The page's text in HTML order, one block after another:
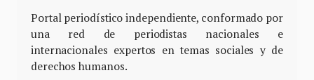
Portal periodístico independiente, conformado por
una red de periodistas nacionales e
internacionales expertos en temas sociales y de
derechos humanos.